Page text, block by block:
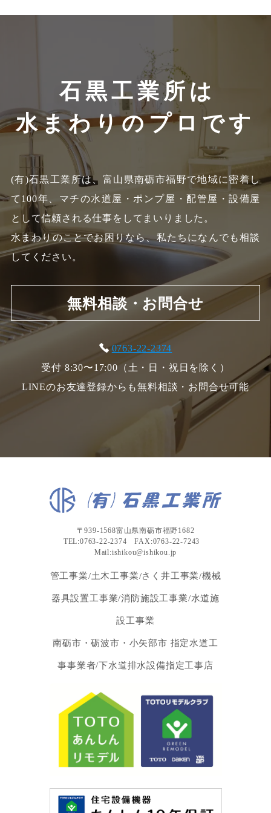
石黒工業所は
水まわりのプロです
(有)石黒工業所は、富山県南砺市福野で地域に密着し
て100年、 マチの水道屋・ポンプ屋・配管屋・設備屋
として信頼される仕事をしてまいりました。
水まわりのことでお困りなら、私たちになんでも相談
してください。
無料相談・お問合せ
0763-22-2374
受付 8:30〜17:00（土・日・祝日を除く）
LINEのお友達登録からも無料相談・お問合せ可能
〒939-1568富山県南砺市福野1682
TEL:0763-22-2374 FAX:0763-22-7243
Mail:ishikou@ishikou.jp
管工事業/土木工事業/さく井工事業/機械
器具設置工事業/消防施設工事業/水道施
設工事業
南砺市・砺波市・小矢部市 指定水道工
事事業者/下水道排水設備指定工事店